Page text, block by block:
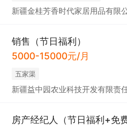
新疆金桂芳香时代家居用品有限
销售（节日福利）
5000-15000元/月
五家渠
新疆益中园农业科技开发有限责
房产经纪人（节日福利+免